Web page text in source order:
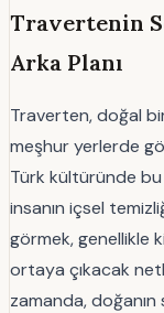
Travertenin
Arka Planı
Traverten, doğal
meşhur yerlerde
Türk kültüründe
insanın içsel
görmek, genellikle
ortaya çıkacak
zamanda,